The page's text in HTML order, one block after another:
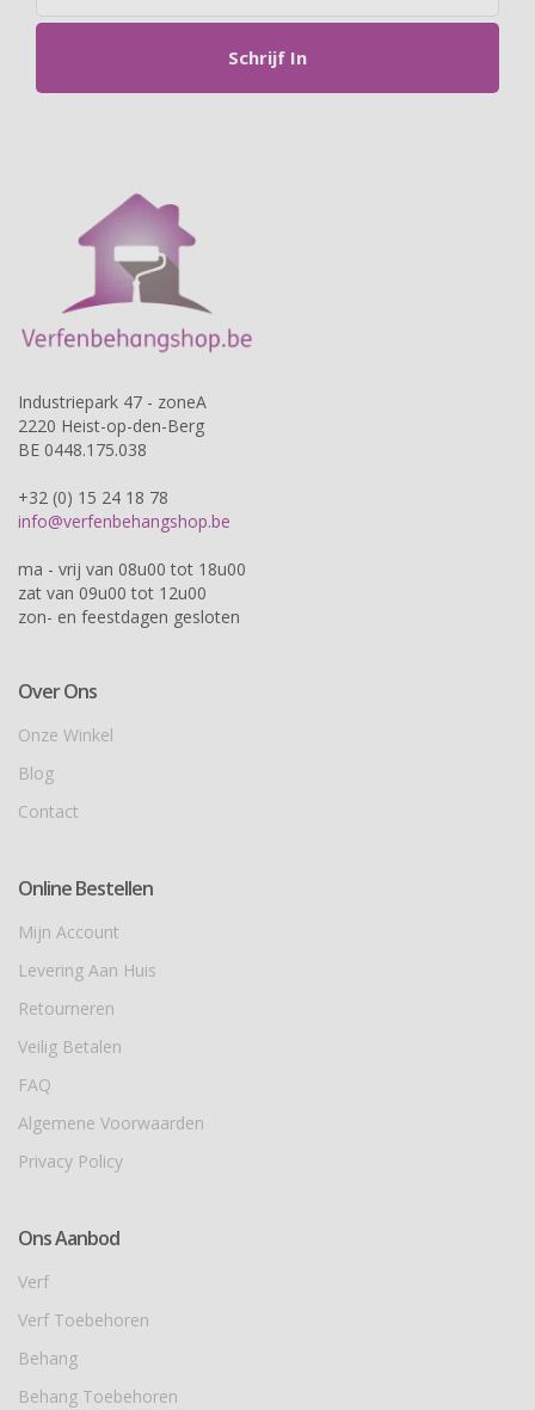
Schrijf In
Industriepark 47 - zoneA
2220 Heist-op-den-Berg
BE 0448.175.038
+32 (0) 15 24 18 78
info@verfenbehangshop.be
ma - vrij van 08u00 tot 18u00
zat van 09u00 tot 12u00
zon- en feestdagen gesloten
Over Ons
Onze Winkel
Blog
Contact
Online Bestellen
Mijn Account
Levering Aan Huis
Retourneren
Veilig Betalen
FAQ
Algemene Voorwaarden
Privacy Policy
Ons Aanbod
Verf
Verf Toebehoren
Behang
Behang Toebehoren